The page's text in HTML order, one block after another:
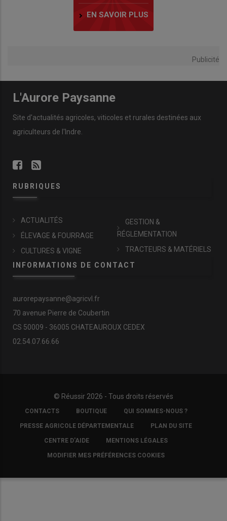
EN SAVOIR PLUS
Publicité
L'Aurore Paysanne
Site d'actualités agricoles, viticoles et rurales destinées aux
agriculteurs de l'Indre.
RUBRIQUES
ACTUALITÉS
ÉLEVAGE & FOURRAGE
CULTURES & VIGNE
GESTION &
RÉGLEMENTATION
TRACTEURS & MATÉRIELS
INFORMATIONS DE CONTACT
aurorepaysanne@agricvl.fr
70 avenue Pierre de Coubertin
CS 50009 - 36005 CHATEAUROUX CEDEX
02.54.07.66.66
© Réussir 2026 - Tous droits réservés
FOOTER
COPYRIGHT
CONTACTS BOUTIQUE QUI SOMMES-NOUS ?
PRESSE AGRICOLE DÉPARTEMENTALE PLAN DU SITE
CENTRE D'AIDE MENTIONS LÉGALES
MODIFIER MES PRÉFÉRENCES COOKIES